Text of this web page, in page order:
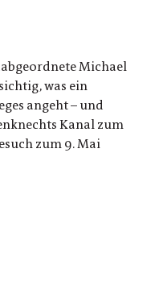
Michael
was ein
angeht – und
Kanal zum
zum 9. Mai